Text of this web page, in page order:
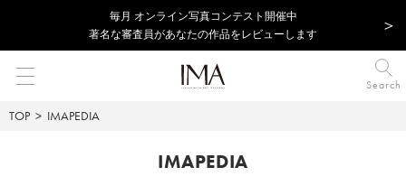
毎⽉ オンライン写真コンテスト開催中
著名な審査員があなたの作品をレビューします
Search
TOP IMAPEDIA
IMAPEDIA